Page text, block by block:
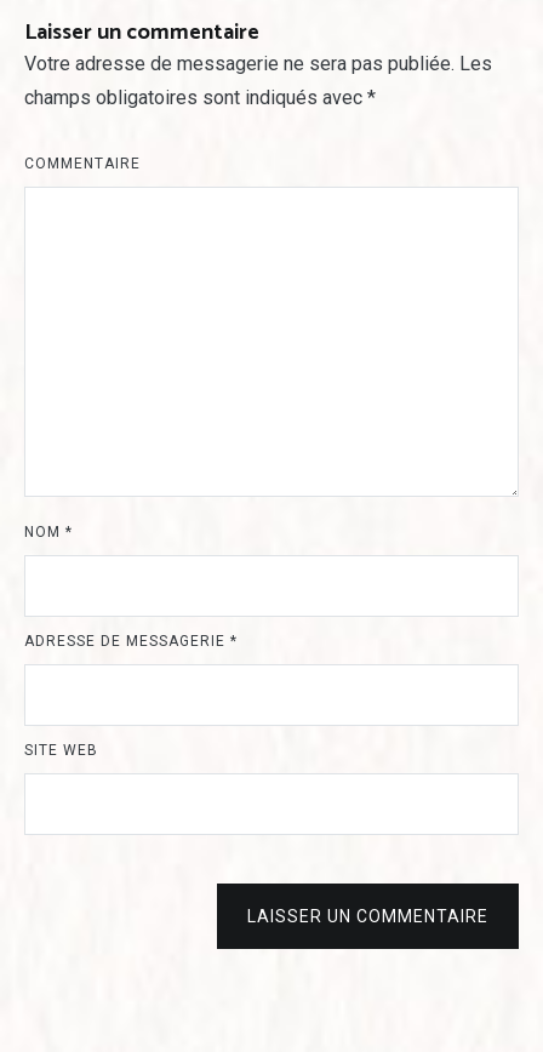
Laisser un commentaire
Votre adresse de messagerie ne sera pas publiée. Les
champs obligatoires sont indiqués avec *
COMMENTAIRE
NOM *
ADRESSE DE MESSAGERIE *
SITE WEB
LAISSER UN COMMENTAIRE